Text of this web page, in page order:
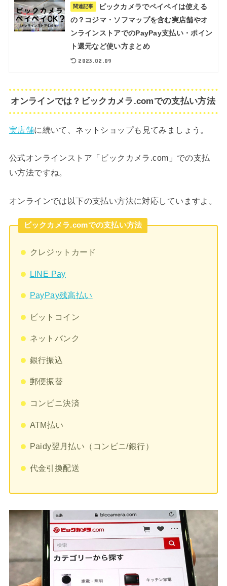
関連記事
ビックカメラでペイペイは使える
の？コジマ・ソフマップを含む実店舗やオ
ンラインストアでのPayPay支払い・ポイン
ト還元など使い方まとめ
2023.02.09
オンラインでは？ビックカメラ.comでの支払い方法
実店舗に続いて、ネットショップも見てみましょう。
公式オンラインストア「ビックカメラ.com」での支払
い方法ですね。
オンラインでは以下の支払い方法に対応していますよ。
ビックカメラ.comでの支払い方法
クレジットカード
LINE Pay
PayPay残高払い
ビットコイン
ネットバンク
銀行振込
郵便振替
コンビニ決済
ATM払い
Paidy翌月払い（コンビニ/銀行）
代金引換配送